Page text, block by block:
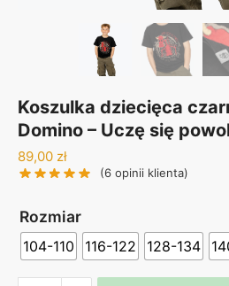
Koszulka dziecięca
Domino – Uczę się
89,00 zł
(6 opinii klienta)
Rozmiar
104-110 116-122 128-134